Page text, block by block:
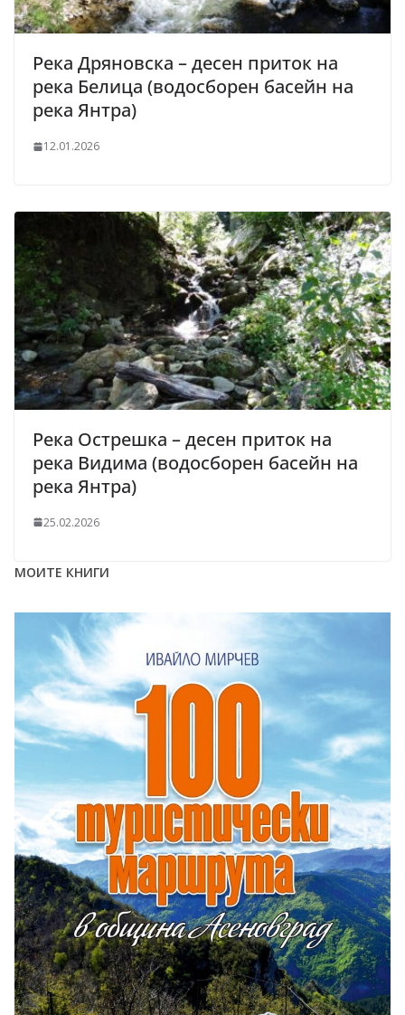
Река Дряновска – десен приток на
река Белица (водосборен басейн на
река Янтра)
12.01.2026
Река Острешка – десен приток на
река Видима (водосборен басейн на
река Янтра)
25.02.2026
МОИТЕ КНИГИ